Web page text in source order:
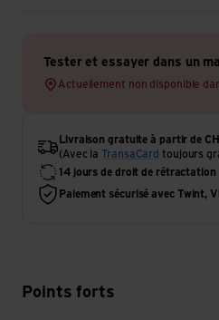
Tester et essayer dans un
Actuellement non disponible
Livraison gratuite à partir de
(Avec la
TransaCard toujours
14 jours de droit de rétractation
Paiement sécurisé avec Twint,
Points forts